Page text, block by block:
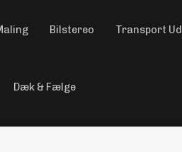
Bilstereo Transport
Dæk & Fælge